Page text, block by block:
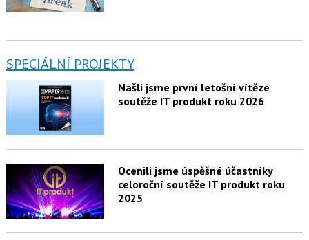
SPECIÁLNÍ PROJEKTY
Našli jsme první letošní vítěze
soutěže IT produkt roku 2026
Ocenili jsme úspěšné účastníky
celoroční soutěže IT produkt roku
2025